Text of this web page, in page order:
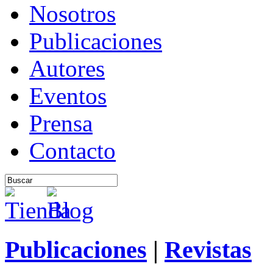
Nosotros
Publicaciones
Autores
Eventos
Prensa
Contacto
Publicaciones | Revistas